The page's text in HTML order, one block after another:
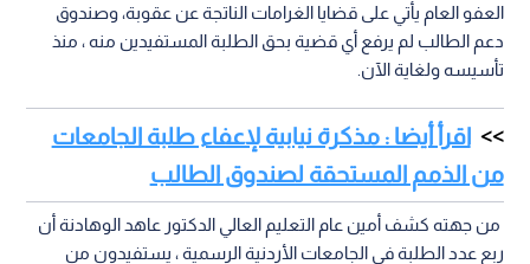
العفو العام يأتي على قضايا الغرامات الناتجة عن عقوبة، وصندوق
دعم الطالب لم يرفع أي قضية بحق الطلبة المستفيدين منه ، منذ
تأسيسه ولغاية الآن.
اقرأ أيضا : مذكرة نيابية لإعفاء طلبة الجامعات
من الذمم المستحقة لصندوق الطالب
من جهته كشف أمين عام التعليم العالي الدكتور عاهد الوهادنة أن
ربع عدد الطلبة في الجامعات الأردنية الرسمية ، يستفيدون من